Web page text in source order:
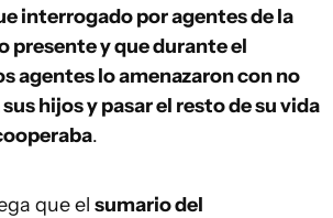
interrogado por agentes de la
presente y que durante el
agentes lo amenazaron con no
hijos y pasar el resto de su vida
.
que el sumario del